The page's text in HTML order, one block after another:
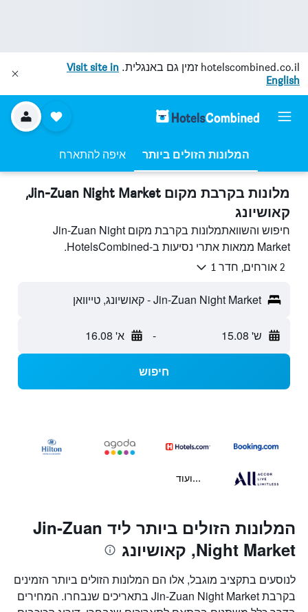
hotelscombined.co.il זמין גם באנגלית. Visit site in
English
המלונות הזולים ביותר איפה להתארח
מלונות בקרבת מקום Jin-Zuan Night Market,
קאושיונג
חיפוש והשוואתמלונות בקרבת מקום Jin-Zuan Night
Market ממאות אתרי נסיעות ב-HotelsCombined.
2 אורחים, חדר 1
Jin-Zuan Night Market - קאושיונג, טייוואן
ש' 15.08 - א' 16.08
חיפוש
...ועוד
המלונות הזולים ביותר ליד Jin-Zuan
Night Market, קאושיונג
לנוסעים בתקציב מוגבל, אלו הם המלונות הזולים ביותר הזמינים
בקרבת Jin-Zuan Night Market בתאריכים שנבחרו. המחירים